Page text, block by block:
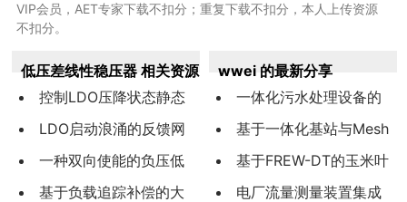
VIP会员，AET专家下载不扣分；重复下载不扣分，本人上传资源
不扣分。
低压差线性稳压器 相关资源
控制LDO压降状态静态
功耗的电
LDO启动浪涌的反馈网
络优化抑
一种双向使能的负压低
压差线基于负载追踪补偿的大
wwei 的最新分享
一体化污水处理设备的
智能电气系统设计与物联
网监控平台开发
基于一体化基站与Mesh
融合的新型产品覆盖方案
研究与验证
基于FREW-DT的玉米叶
片病害检测
电厂流量测量装置集成